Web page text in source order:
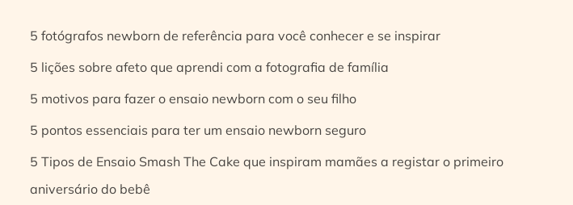
5 fotógrafos newborn de referência para você conhecer e se inspirar
5 lições sobre afeto que aprendi com a fotografia de família
5 motivos para fazer o ensaio newborn com o seu filho
5 pontos essenciais para ter um ensaio newborn seguro
5 Tipos de Ensaio Smash The Cake que inspiram mamães a registar o primeiro
aniversário do bebê